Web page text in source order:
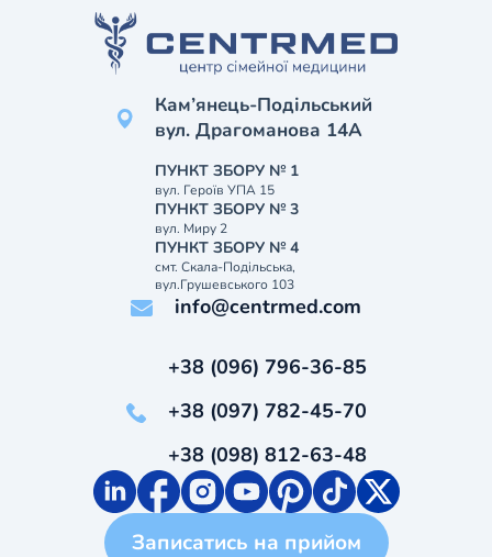
Кам’янець-Подільський
вул. Драгоманова 14А
ПУНКТ ЗБОРУ № 1
вул. Героїв УПА 15
ПУНКТ ЗБОРУ № 3
вул. Миру 2
ПУНКТ ЗБОРУ № 4
смт. Скала-Подільська,
вул.Грушевського 103
info@centrmed.com
+38 (096) 796-36-85
+38 (097) 782-45-70
+38 (098) 812-63-48
Записатись на прийом